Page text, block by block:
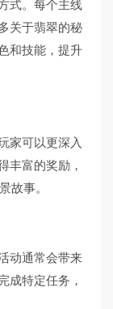
式。每个主线
关于翡翠的秘
和技能，提升
家可以更深入
丰富的奖励，
故事。
动通常会带来
成特定任务，